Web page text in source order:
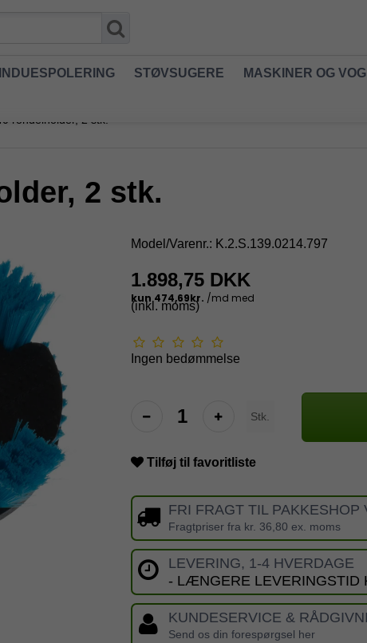
STØVSUGERE MASKINER OG
rondelholder, 2 stk.
2 stk.
Model/Varenr.: K.2.S.139.0214.797
1.898,75 DKK
(inkl. moms)
Ingen bedømmelse
Stk.
Tilføj til favoritliste
FRI FRAGT TIL
Fragtpriser fra kr. 36,80 ex. moms
LEVERING, 1-4 HVERDAGE
- LÆNGERE LEVERINGSTID
KUNDESERVICE &
Send os din forespørgsel her